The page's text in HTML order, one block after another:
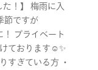
た！】 梅雨に入
節ですが
！ プライベート
ております☺️✨
すぎている方 ・